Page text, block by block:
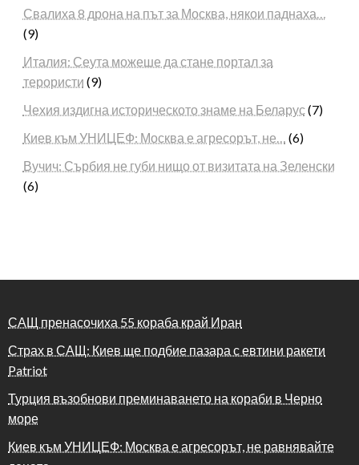
Свалиха 8 дрона на път за Москва, някои паднаха…
(9)
Италия: Сеута можеше да стане портал за
терористи (9)
Чехия издигна историческото знаме на Беларус(7)
Киев към УНИЦЕФ: Москва е агресорът, не… (6)
Вучич: Сърбия не губи нищо от визитата на Зеленски
(6)
САЩ пренасочиха 55 кораба край Иран
Страх в САЩ: Киев ще подбие пазара с евтини ракети
Patriot
Турция възобнови преминаването на кораби в Черно
море
Киев към УНИЦЕФ: Москва е агресорът, не равнявайте